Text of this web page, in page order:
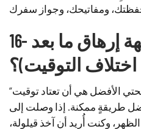
16- أية نصائح لمواجهة إرهاق ما بعد
التوقيت)؟
“اشرب الكثير من الماء! ونصيحتي الأفضل هي أن تعتاد توقيت
طريقةٍ ممكنة. إذا وصلت إلى
وكنت أُريد أن آخذ قيلولة،